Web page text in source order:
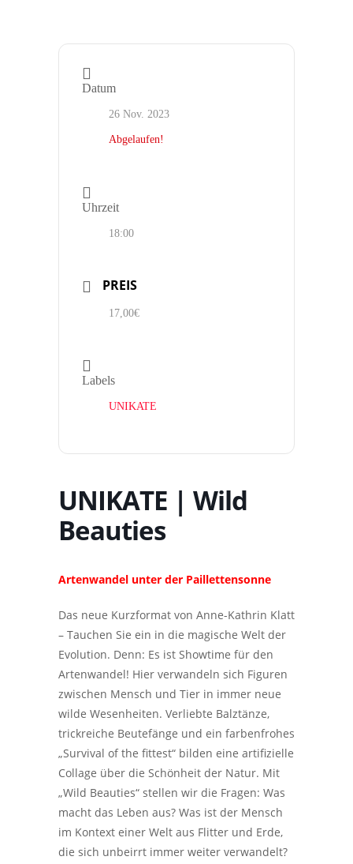
Datum
26 Nov. 2023
Abgelaufen!
Uhrzeit
18:00
PREIS
17,00€
Labels
UNIKATE
UNIKATE | Wild
Beauties
Artenwandel unter der Paillettensonne
Das neue Kurzformat von Anne-Kathrin Klatt
– Tauchen Sie ein in die magische Welt der
Evolution. Denn: Es ist Showtime für den
Artenwandel! Hier verwandeln sich Figuren
zwischen Mensch und Tier in immer neue
wilde Wesenheiten. Verliebte Balztänze,
trickreiche Beutefänge und ein farbenfrohes
„Survival of the fittest“ bilden eine artifizielle
Collage über die Schönheit der Natur. Mit
„Wild Beauties“ stellen wir die Fragen: Was
macht das Leben aus? Was ist der Mensch
im Kontext einer Welt aus Flitter und Erde,
die sich unbeirrt immer weiter verwandelt?